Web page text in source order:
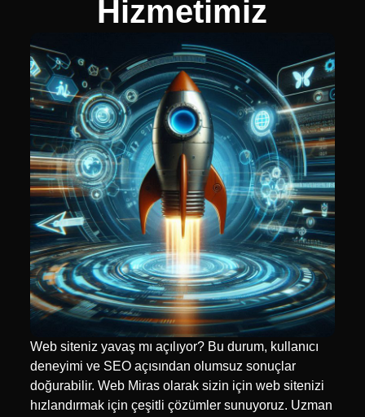
Hizmetimiz
Web siteniz yavaş mı açılıyor? Bu durum, kullanıcı
deneyimi ve SEO açısından olumsuz sonuçlar
doğurabilir. Web Miras olarak sizin için web sitenizi
hızlandırmak için çeşitli çözümler sunuyoruz. Uzman